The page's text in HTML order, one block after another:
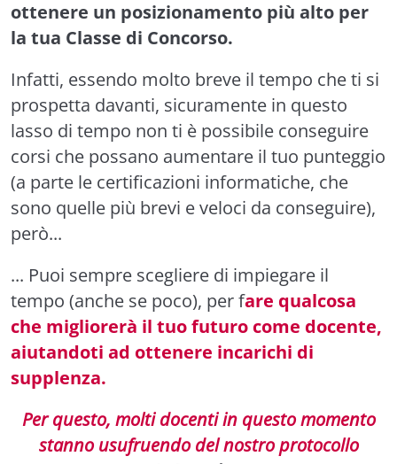
ottenere un posizionamento più alto per
la tua Classe di Concorso.
Infatti, essendo molto breve il tempo che ti si
prospetta davanti, sicuramente in questo
lasso di tempo non ti è possibile conseguire
corsi che possano aumentare il tuo punteggio
(a parte le certificazioni informatiche, che
sono quelle più brevi e veloci da conseguire),
però...
... Puoi sempre scegliere di impiegare il
tempo (anche se poco), per fare qualcosa
che migliorerà il tuo futuro come docente,
aiutandoti ad ottenere incarichi di
supplenza.
Per questo, molti docenti in questo momento
stanno usufruendo del nostro protocollo